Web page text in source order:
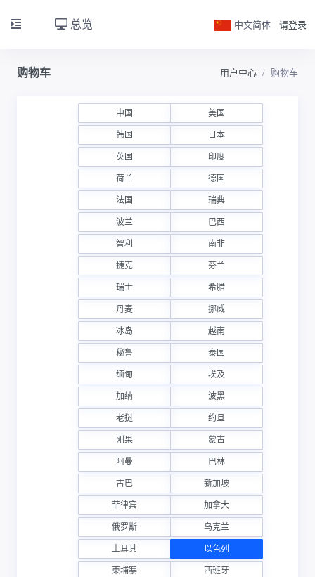
总览 中文简体 请登录
购物车 用户中心 购物车
中国 美国
韩国 日本
英国 印度
荷兰 德国
法国 瑞典
波兰 巴西
智利 南非
捷克 芬兰
瑞士 希腊
丹麦 挪威
冰岛 越南
秘鲁 泰国
缅甸 埃及
加纳 波黑
老挝 约旦
刚果 蒙古
阿曼 巴林
古巴 新加坡
菲律宾 加拿大
俄罗斯 乌克兰
土耳其 以色列
柬埔寨 西班牙